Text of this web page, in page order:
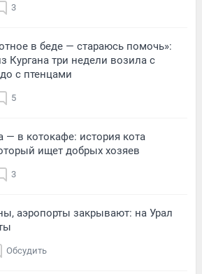
3
в беде — стараюсь помочь»:
Кургана три недели возила с
с птенцами
5
— в котокафе: история кота
ищет добрых хозяев
3
аэропорты закрывают: на Урал
Обсудить